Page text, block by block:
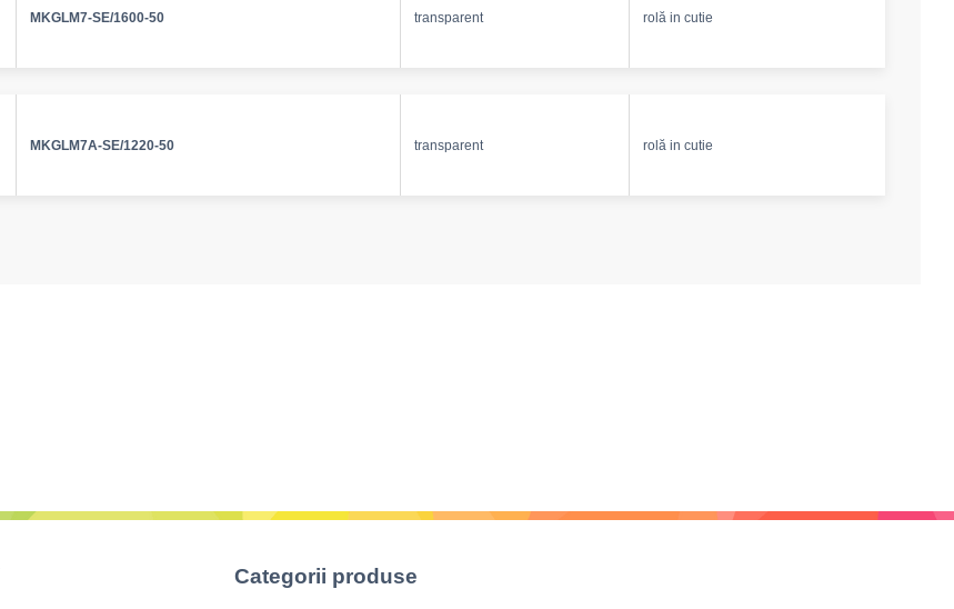
MKGLM7-SE/1600-50 transparent rolă in cutie
MKGLM7A-SE/1220-50 transparent rolă in cutie
Categorii produse